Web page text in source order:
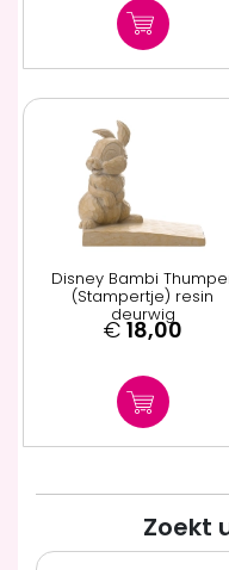
Disney Bambi
(Stampertje) resin
deurwig
€ 18,00
Zoekt